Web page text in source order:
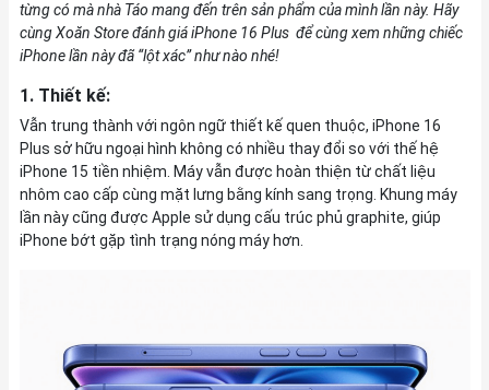
từng có mà nhà Táo mang đến trên sản phẩm của mình lần này. Hãy
cùng Xoăn Store đánh giá iPhone 16 Plus để cùng xem những chiếc
iPhone lần này đã “lột xác” như nào nhé!
1. Thiết kế:
Vẫn trung thành với ngôn ngữ thiết kế quen thuộc, iPhone 16
Plus sở hữu ngoại hình không có nhiều thay đổi so với thế hệ
iPhone 15 tiền nhiệm. Máy vẫn được hoàn thiện từ chất liệu
nhôm cao cấp cùng mặt lưng bằng kính sang trọng. Khung máy
lần này cũng được Apple sử dụng cấu trúc phủ graphite, giúp
iPhone bớt gặp tình trạng nóng máy hơn.